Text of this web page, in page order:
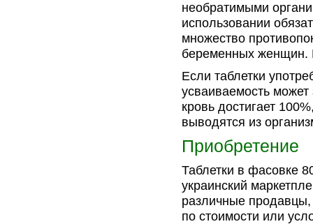
необратимыми
использовании
множество
беременных женщин.
Если таблетки
усваиваемость
кровь достигает
выводятся из
Приобретение
Таблетки в фасовке
украинский
различные
по стоимости или